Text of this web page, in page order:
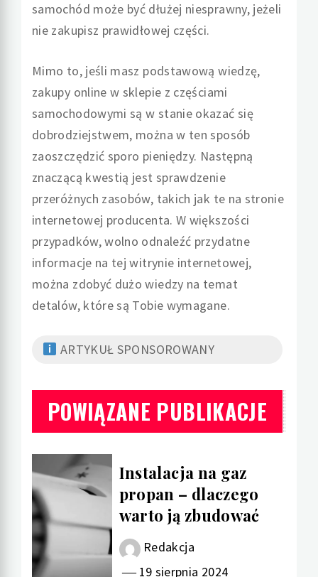
samochód może być dłużej niesprawny, jeżeli
nie zakupisz prawidłowej części.
Mimo to, jeśli masz podstawową wiedzę,
zakupy online w sklepie z częściami
samochodowymi są w stanie okazać się
dobrodziejstwem, można w ten sposób
zaoszczędzić sporo pieniędzy. Następną
znaczącą kwestią jest sprawdzenie
przeróżnych zasobów, takich jak te na stronie
internetowej producenta. W większości
przypadków, wolno odnaleźć przydatne
informacje na tej witrynie internetowej,
można zdobyć dużo wiedzy na temat
detalów, które są Tobie wymagane.
ARTYKUŁ SPONSOROWANY
POWIĄZANE PUBLIKACJE
Instalacja na gaz
propan – dlaczego
warto ją zbudować
Redakcja
19 sierpnia 2024